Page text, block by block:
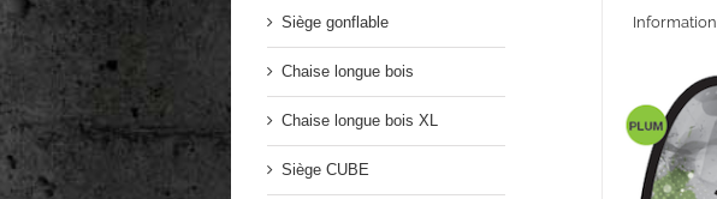
Information
Siège gonflable
Chaise longue bois
Chaise longue bois XL
Siège CUBE